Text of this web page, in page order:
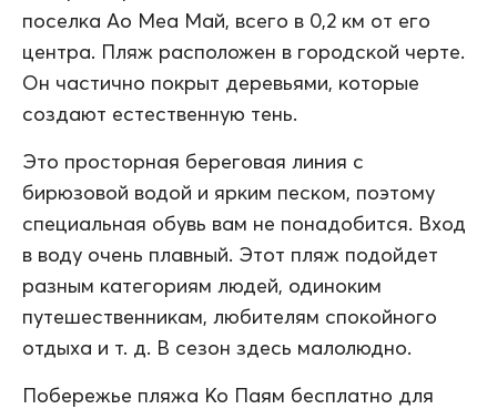
поселка Ао Меа Май, всего в 0,2 км от его
центра. Пляж расположен в городской черте.
Он частично покрыт деревьями, которые
создают естественную тень.
Это просторная береговая линия с
бирюзовой водой и ярким песком, поэтому
специальная обувь вам не понадобится. Вход
в воду очень плавный. Этот пляж подойдет
разным категориям людей, одиноким
путешественникам, любителям спокойного
отдыха и т. д. В сезон здесь малолюдно.
Побережье пляжа Ко Паям бесплатно для